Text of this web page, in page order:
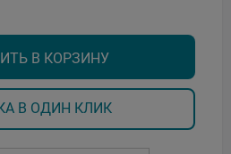
В КОРЗИНУ
В ОДИН КЛИК